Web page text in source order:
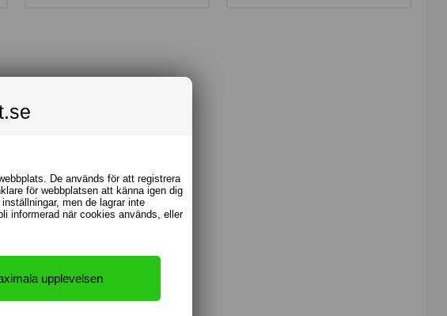
De används för att registrera
för webbplatsen att känna igen dig
men de lagrar inte
informerad när cookies används, eller